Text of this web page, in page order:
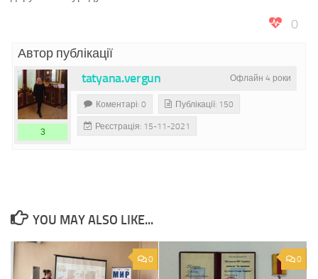
0
Автор публікації
Офлайн 4 роки
tatyana.vergun
3
Коментарі: 0 Публікації: 150
Реєстрація: 15-11-2021
YOU MAY ALSO LIKE...
0 0